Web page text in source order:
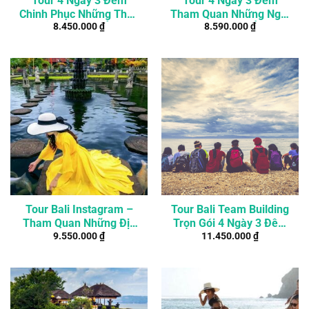
Chinh Phục Những Thác
Nước Đẹp Nhất Ở Bali
8.450.000₫
Tham Quan Những Ngôi
Đền Đẹp Nhất Ở Bali
8.590.000₫
Tour Bali Instagram –
Tham Quan Những Địa
Điểm Đẹp Nhất Trong
9.550.000₫
Tour Bali Team Building
Trọn Gói 4 Ngày 3 Đêm
Dành Cho Công Ty
11.450.000₫